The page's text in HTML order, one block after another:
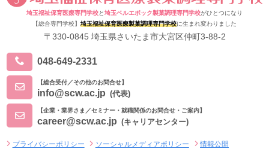
埼玉福祉保育医療専門学校と埼玉ベルエポック製菓調理専門学校がひとつになり
【総合専門学校】 埼玉福祉保育医療製菓調理専門学校に生まれ変わりました
〒330-0845 埼玉県さいたま市大宮区仲町3-88-2
048-649-2331
【総合受付／その他のお問合せ】
info@scw.ac.jp (代表)
【企業・業界さま／セミナー・就職関係のお問合せ・ご案内】
career@scw.ac.jp (キャリアセンター)
プライバシーポリシー ソーシャルメディアポリシー 情報公開